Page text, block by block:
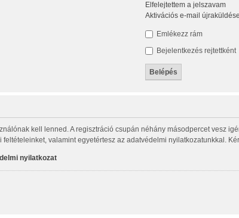
Elfelejtettem a jelszavam
Aktivációs e-mail újraküldése
Emlékezz rám
Bejelentkezés rejtettként
kell lenned. A regisztráció csupán néhány másodpercet vesz
valamint egyetértesz az adatvédelmi nyilatkozatunkkal.
nyilatkozat